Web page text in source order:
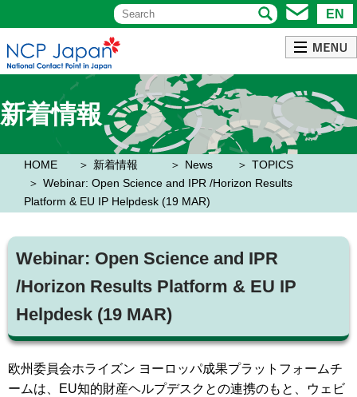
EN
新着情報
HOME 新着情報 News
TOPICS
Webinar: Open Science and IPR /Horizon Results
Platform & EU IP Helpdesk (19 MAR)
Webinar: Open Science and IPR
/Horizon Results Platform & EU IP
Helpdesk (19 MAR)
欧州委員会ホライズン ヨーロッパ成果プラットフォームチ
ームは、EU知的財産ヘルプデスクとの連携のもと、ウェビ